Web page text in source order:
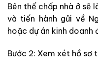
Bên thế chấp nhà ở sẽ
và tiến hành gửi về
hoặc dự án kinh doanh
Bước 2: Xem xét hồ sơ